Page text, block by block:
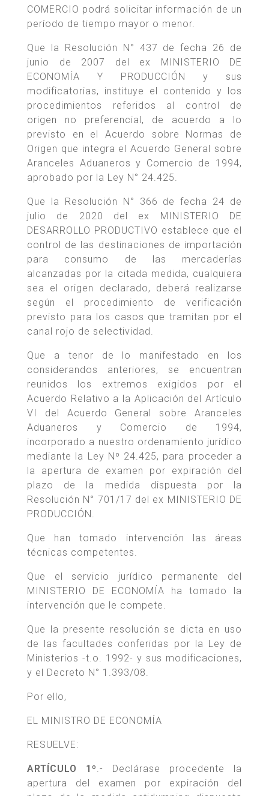
COMERCIO podrá solicitar información de un
período de tiempo mayor o menor.
Que la Resolución N° 437 de fecha 26 de
junio de 2007 del ex MINISTERIO DE
ECONOMÍA Y PRODUCCIÓN y sus
modificatorias, instituye el contenido y los
procedimientos referidos al control de
origen no preferencial, de acuerdo a lo
previsto en el Acuerdo sobre Normas de
Origen que integra el Acuerdo General sobre
Aranceles Aduaneros y Comercio de 1994,
aprobado por la Ley N° 24.425.
Que la Resolución N° 366 de fecha 24 de
julio de 2020 del ex MINISTERIO DE
DESARROLLO PRODUCTIVO establece que el
control de las destinaciones de importación
para consumo de las mercaderías
alcanzadas por la citada medida, cualquiera
sea el origen declarado, deberá realizarse
según el procedimiento de verificación
previsto para los casos que tramitan por el
canal rojo de selectividad.
Que a tenor de lo manifestado en los
considerandos anteriores, se encuentran
reunidos los extremos exigidos por el
Acuerdo Relativo a la Aplicación del Artículo
VI del Acuerdo General sobre Aranceles
Aduaneros y Comercio de 1994,
incorporado a nuestro ordenamiento jurídico
mediante la Ley Nº 24.425, para proceder a
la apertura de examen por expiración del
plazo de la medida dispuesta por la
Resolución N° 701/17 del ex MINISTERIO DE
PRODUCCIÓN.
Que han tomado intervención las áreas
técnicas competentes.
Que el servicio jurídico permanente del
MINISTERIO DE ECONOMÍA ha tomado la
intervención que le compete.
Que la presente resolución se dicta en uso
de las facultades conferidas por la Ley de
Ministerios -t.o. 1992- y sus modificaciones,
y el Decreto N° 1.393/08.
Por ello,
EL MINISTRO DE ECONOMÍA
RESUELVE:
ARTÍCULO 1º.- Declárase procedente la
apertura del examen por expiración del